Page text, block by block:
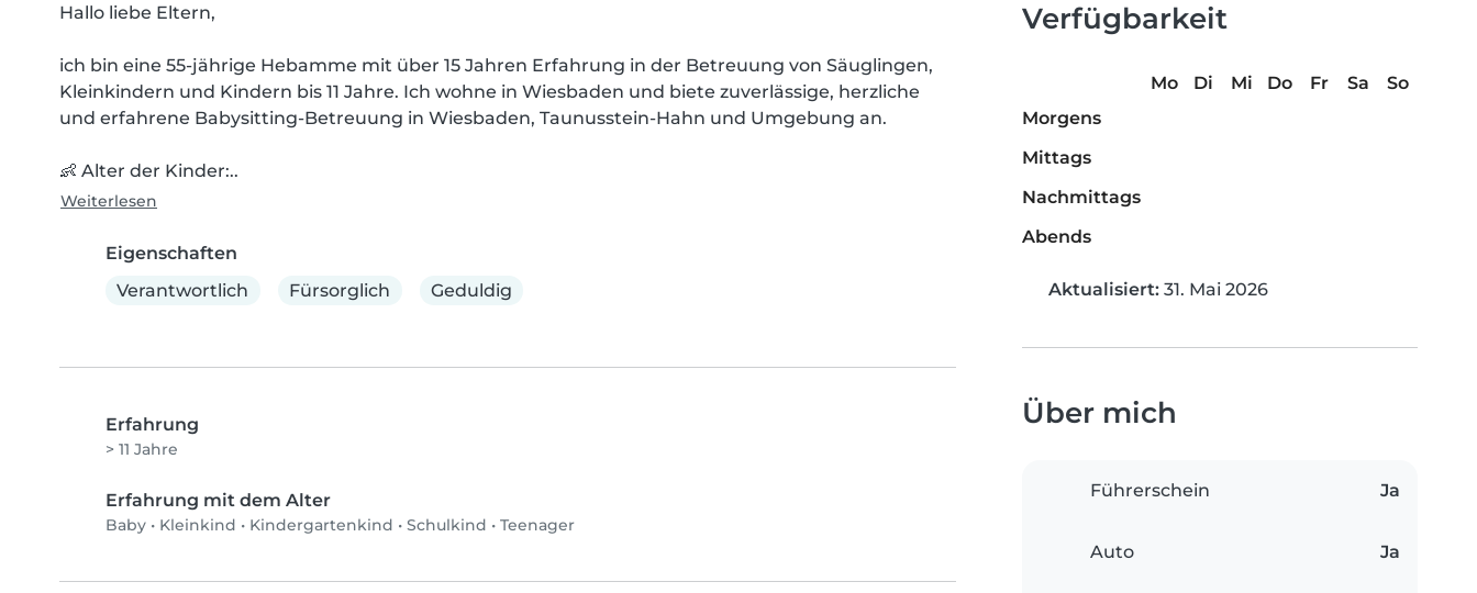
Hallo liebe Eltern,
ich bin eine 55-jährige Hebamme mit über 15 Jahren Erfahrung in der Betreuung von Säuglingen,
Kleinkindern und Kindern bis 11 Jahre. Ich wohne in Wiesbaden und biete zuverlässige, herzliche
und erfahrene Babysitting-Betreuung in Wiesbaden, Taunusstein-Hahn und Umgebung an.
👶 Alter der Kinder:..
Weiterlesen
Eigenschaften
Verantwortlich
Fürsorglich Geduldig
Erfahrung
> 11 Jahre
Erfahrung mit dem Alter
Baby • Kleinkind • Kindergartenkind • Schulkind • Teenager
Verfügbarkeit
Mo Di Mi Do Fr Sa
So
Morgens
Mittags
Nachmittags
Abends
Aktualisiert: 31. Mai 2026
Über mich
Führerschein Ja
Auto Ja